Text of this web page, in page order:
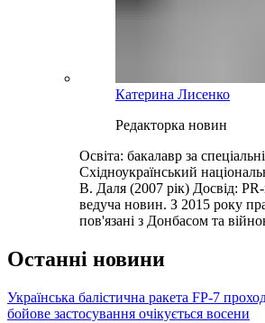
Катерина Лисенко
Редакторка новин
Освіта: бакалавр за
Східноукраїнський
В. Даля (2007 рік) Досвід:
ведуча новин. З 2015 року
пов'язані з Донбасом та
Останні новини
Українська балістична ракета FP-7
бойове застосування очікується восени